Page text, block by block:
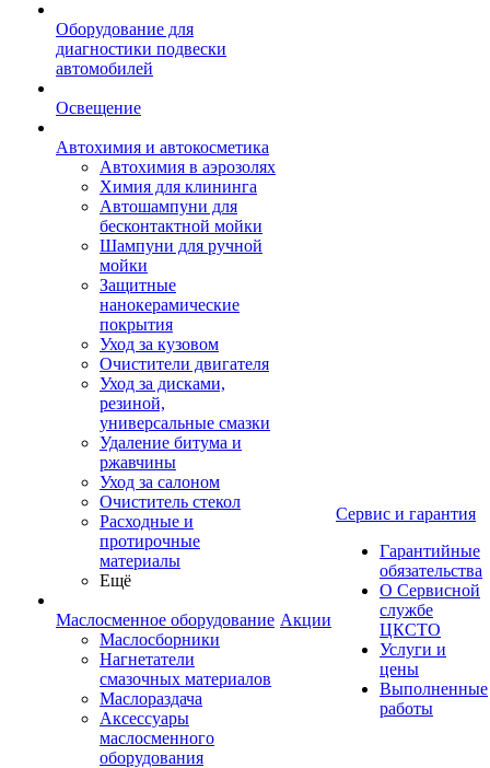
Оборудование для
диагностики подвески
автомобилей
Освещение
Автохимия и автокосметика
Автохимия в аэрозолях
Химия для клининга
Автошампуни для
бесконтактной мойки
Шампуни для ручной
мойки
Защитные
нанокерамические
покрытия
Уход за кузовом
Очистители двигателя
Уход за дисками,
резиной,
универсальные смазки
Удаление битума и
ржавчины
Уход за салоном
Очиститель стекол
Расходные и
протирочные
материалы
Ещё
Маслосменное оборудование
Маслосборники
Нагнетатели
смазочных материалов
Маслораздача
Аксессуары
маслосменного
оборудования
Акции
Сервис и гарантия
Гарантийные
обязательства
О Сервисной
службе
ЦКСТО
Услуги и
цены
Выполненные
работы